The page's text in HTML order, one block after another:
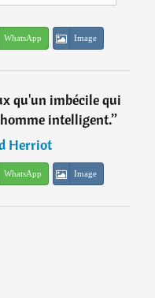
WhatsApp Image
qu'un imbécile qui
intelligent.”
Herriot
WhatsApp Image